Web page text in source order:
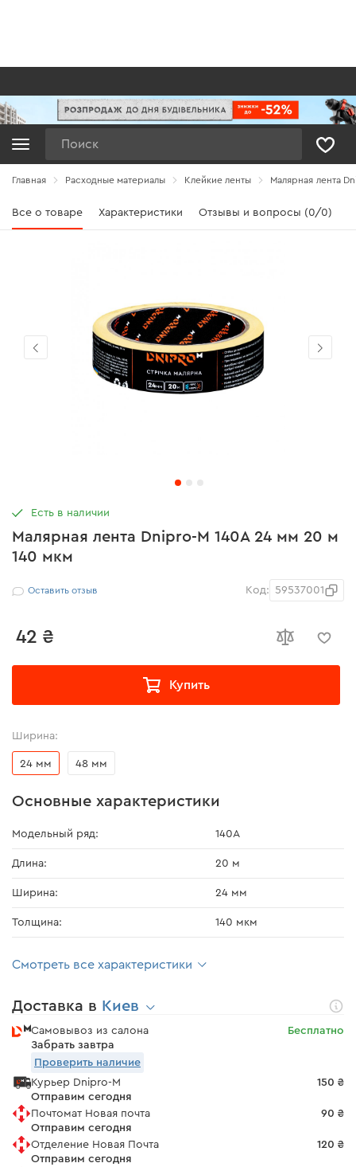
Главная Расходные материалы Клейкие ленты Малярная лента
Все о товаре Характеристики Отзывы и вопросы (0/0)
Малярная лента Dnipro-M 140А 24 мм 20 м
140 мкм
Оставить отзыв Код: 59537001
42 ₴
Купить
Есть в наличии
Ширина:
24 мм 48 мм
Основные характеристики
Модельный ряд: 140А
Длина: 20 м
Ширина: 24 мм
Толщина: 140 мкм
Смотреть все характеристики
Доставка в Киев
Самовывоз из салона
Забрать завтра
Бесплатно
Проверить наличие
Курьер Dnipro-M
Отправим сегодня
150 ₴
Почтомат Новая почта
Отправим сегодня
90 ₴
Отделение Новая Почта
Отправим сегодня
120 ₴